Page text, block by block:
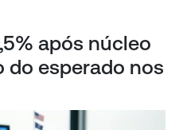
após núcleo
do esperado nos